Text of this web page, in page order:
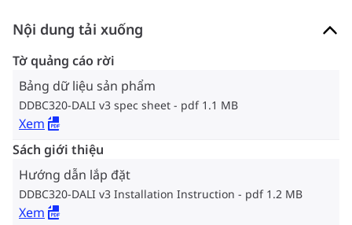
Nội dung tải xuống
Tờ quảng cáo rời
Bảng dữ liệu sản phẩm
DDBC320-DALI v3 spec sheet pdf 1.1 MB
Xem
Sách giới thiệu
Hướng dẫn lắp đặt
DDBC320-DALI v3 Installation Instruction pdf 1.2 MB
Xem